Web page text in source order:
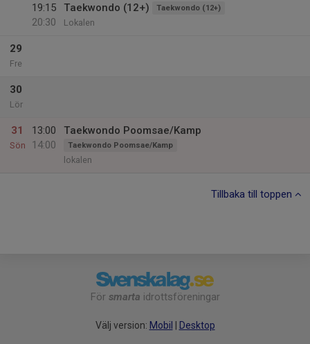
19:15
20:30
Taekwondo (12+) Taekwondo (12+)
Lokalen
29
Fre
30
Lör
31
Sön
13:00
14:00
Taekwondo Poomsae/Kamp
Taekwondo Poomsae/Kamp
lokalen
Tillbaka till toppen
För smarta idrottsföreningar
Välj version: Mobil Desktop